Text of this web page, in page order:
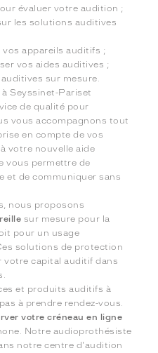
évaluer votre audition ;
les solutions auditives
appareils auditifs ;
vos aides auditives ;
sur mesure.
Seyssinet-Pariset
de qualité pour
vous accompagnons tout
en compte de vos
votre nouvelle aide
vous permettre de
et de communiquer sans
nous proposons
sur mesure pour la
pour un usage
solutions de protection
votre capital auditif dans
et produits auditifs à
à prendre rendez-vous.
votre créneau en ligne
Notre audioprothésiste
notre centre d'audition